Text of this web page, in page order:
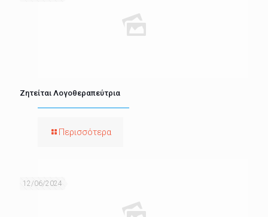
Ζητείται Λογοθεραπεύτρια
Περισσότερα
12/06/2024